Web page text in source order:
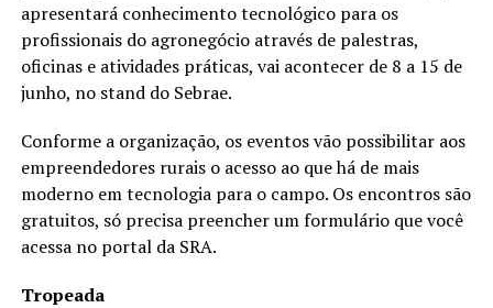
apresentará conhecimento tecnológico para os
profissionais do agronegócio através de palestras,
oficinas e atividades práticas, vai acontecer de 8 a 15 de
junho, no stand do Sebrae.
Conforme a organização, os eventos vão possibilitar aos
empreendedores rurais o acesso ao que há de mais
moderno em tecnologia para o campo. Os encontros são
gratuitos, só precisa preencher um formulário que você
acessa no portal da SRA.
Tropeada